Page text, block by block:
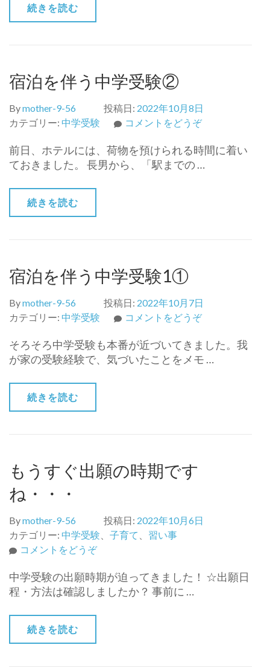
続きを読む
宿泊を伴う中学受験②
Bymother-9-56 投稿日: 2022年10月8日
カテゴリー: 中学受験 コメントをどうぞ(宿
を
伴
前日、ホテルには、荷物を預けられる時間に着い
ておきました。 長男から、「駅までの …
続きを読む
宿泊を伴う中学受験1①
Bymother-9-56 投稿日: 2022年10月7日
カテゴリー: 中学受験 コメントをどうぞ(宿
を
伴
そろそろ中学受験も本番が近づいてきました。我
が家の受験経験で、気づいたことをメモ …
続きを読む
もうすぐ出願の時期です
ね・・・
Bymother-9-56 投稿日: 2022年10月6日
カテゴリー: 中学受験 子育て
習い事
コメントをどうぞ(も
す
ぐ
中学受験の出願時期が迫ってきました！ ☆出願日
程・方法は確認しましたか？ 事前に …
続きを読む